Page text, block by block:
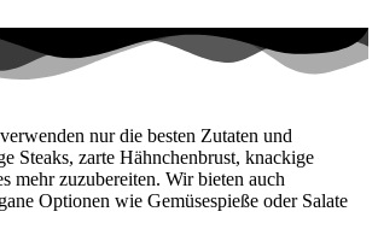
nur die besten Zutaten und
Steaks, zarte Hähnchenbrust, knackige
mehr zuzubereiten. Wir bieten auch
Optionen wie Gemüsespieße oder Salate